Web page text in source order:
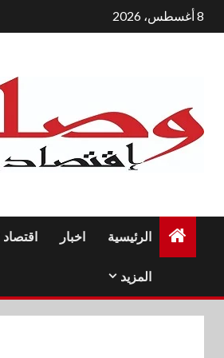
التجاوز
إلى
8 أغسطس، 2026
الرئيسية اخبار اقتصاد
المزيد